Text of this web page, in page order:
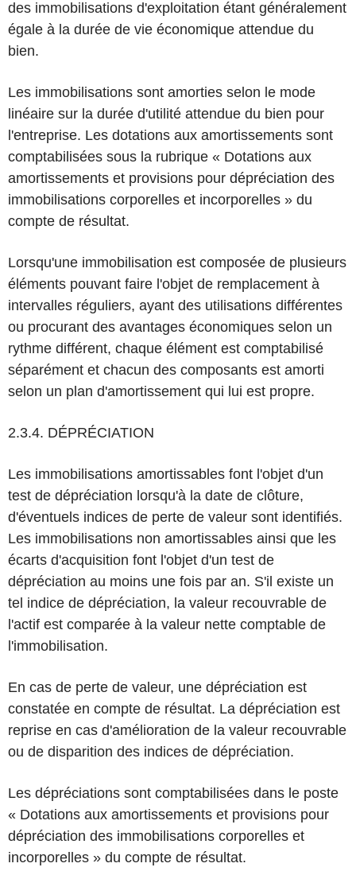
des immobilisations d'exploitation étant généralement
égale à la durée de vie économique attendue du
bien.
Les immobilisations sont amorties selon le mode
linéaire sur la durée d'utilité attendue du bien pour
l'entreprise. Les dotations aux amortissements sont
comptabilisées sous la rubrique « Dotations aux
amortissements et provisions pour dépréciation des
immobilisations corporelles et incorporelles » du
compte de résultat.
Lorsqu'une immobilisation est composée de plusieurs
éléments pouvant faire l'objet de remplacement à
intervalles réguliers, ayant des utilisations différentes
ou procurant des avantages économiques selon un
rythme différent, chaque élément est comptabilisé
séparément et chacun des composants est amorti
selon un plan d'amortissement qui lui est propre.
2.3.4. DÉPRÉCIATION
Les immobilisations amortissables font l'objet d'un
test de dépréciation lorsqu'à la date de clôture,
d'éventuels indices de perte de valeur sont identifiés.
Les immobilisations non amortissables ainsi que les
écarts d'acquisition font l'objet d'un test de
dépréciation au moins une fois par an. S'il existe un
tel indice de dépréciation, la valeur recouvrable de
l'actif est comparée à la valeur nette comptable de
l'immobilisation.
En cas de perte de valeur, une dépréciation est
constatée en compte de résultat. La dépréciation est
reprise en cas d'amélioration de la valeur recouvrable
ou de disparition des indices de dépréciation.
Les dépréciations sont comptabilisées dans le poste
« Dotations aux amortissements et provisions pour
dépréciation des immobilisations corporelles et
incorporelles » du compte de résultat.